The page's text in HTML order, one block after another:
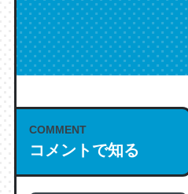
COMMENT
コメントで知る
これは名文。彼はとてもク
もお勧め。自分はこの流